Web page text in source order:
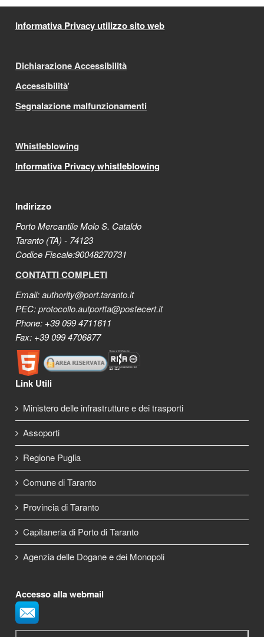
Informativa Privacy utilizzo sito web
Dichiarazione Accessibilità
Accessibilità'
Segnalazione malfunzionamenti
Whistleblowing
Informativa Privacy whistleblowing
Indirizzo
Porto Mercantile Molo S. Cataldo
Taranto (TA) - 74123
Codice Fiscale:90048270731
CONTATTI COMPLETI
Email:authority@port.taranto.it
PEC:protocollo.autportta@postecert.it
Phone: +39 099 4711611
Fax: +39 099 4706877
Link Utili
Ministero delle infrastrutture e dei trasporti
Assoporti
Regione Puglia
Comune di Taranto
Provincia di Taranto
Capitaneria di Porto di Taranto
Agenzia delle Dogane e dei Monopoli
Accesso alla webmail